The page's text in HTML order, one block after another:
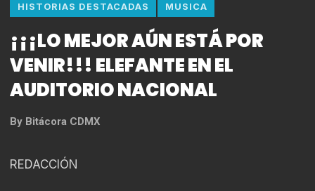
HISTORIAS DESTACADAS MUSICA
¡¡¡LO MEJOR AÚN ESTÁ POR
VENIR!!! ELEFANTE EN EL
AUDITORIO NACIONAL
By Bitácora CDMX
REDACCIÓN